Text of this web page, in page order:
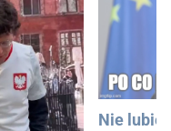
Nie lubię